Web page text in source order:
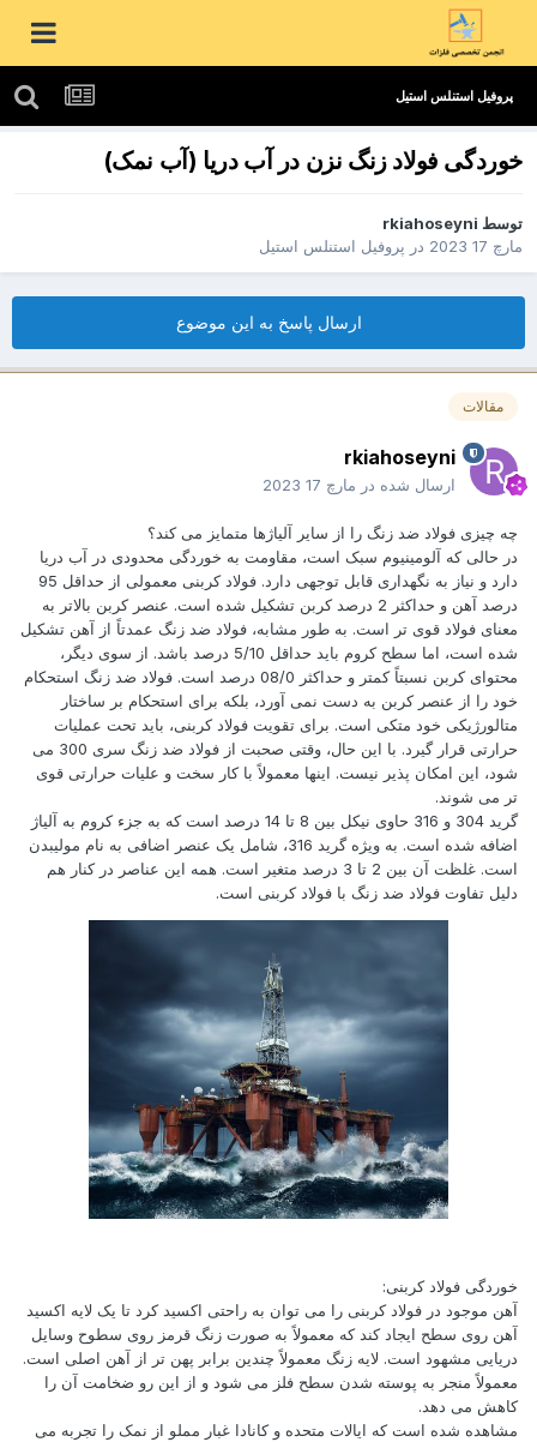
پروفیل استنلس استیل
خوردگی فولاد زنگ نزن در آب دریا (آب نمک)
توسط rkiahoseyni
مارچ 17 2023
در پروفیل استنلس استیل
ارسال پاسخ به این موضوع
مقالات
rkiahoseyni
ارسال شده در مارچ 17 2023
چه چیزی فولاد ضد زنگ را از سایر آلیاژها متمایز می کند؟
در حالی که آلومینیوم سبک است، مقاومت به خوردگی محدودی در آب دریا
دارد و نیاز به نگهداری قابل توجهی دارد. فولاد کربنی معمولی از حداقل 95
درصد آهن و حداکثر 2 درصد کربن تشکیل شده است. عنصر کربن بالاتر به
معنای فولاد قوی تر است. به طور مشابه، فولاد ضد زنگ عمدتاً از آهن تشکیل
شده است، اما سطح کروم باید حداقل 5/10 درصد باشد. از سوی دیگر،
محتوای کربن نسبتاً کمتر و حداکثر 08/0 درصد است. فولاد ضد زنگ استحکام
خود را از عنصر کربن به دست نمی آورد، بلکه برای استحکام بر ساختار
متالورژیکی خود متکی است. برای تقویت فولاد کربنی، باید تحت عملیات
حرارتی قرار گیرد. با این حال، وقتی صحبت از فولاد ضد زنگ سری 300 می
شود، این امکان پذیر نیست. اینها معمولاً با کار سخت و علیات حرارتی قوی
تر می شوند.
گرید 304 و 316 حاوی نیکل بین 8 تا 14 درصد است که به جزء کروم به آلیاژ
اضافه شده است. به ویژه گرید 316، شامل یک عنصر اضافی به نام مولیبدن
است. غلظت آن بین 2 تا 3 درصد متغیر است. همه این عناصر در کنار هم
دلیل تفاوت فولاد ضد زنگ با فولاد کربنی است.
خوردگی فولاد کربنی:
آهن موجود در فولاد کربنی را می توان به راحتی اکسید کرد تا یک لایه اکسید
آهن روی سطح ایجاد کند که معمولاً به صورت زنگ قرمز روی سطوح وسایل
دریایی مشهود است. لایه زنگ معمولاً چندین برابر پهن تر از آهن اصلی است.
معمولاً منجر به پوسته شدن سطح فلز می شود و از این رو ضخامت آن را
کاهش می دهد.
مشاهده شده است که ایالات متحده و کانادا غبار مملو از نمک را تجربه می